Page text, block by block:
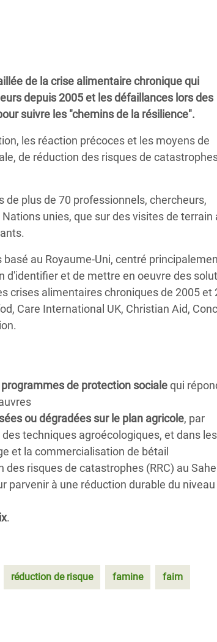
de la crise alimentaire chronique qui
depuis 2005 et les défaillances lors des
suivre les "chemins de la résilience".
les réaction précoces et les moyens de
de réduction des risques de
plus de 70 professionnels, chercheurs,
unies, que sur des visites de terrain
au Royaume-Uni, centré
d'identifier et de mettre en oeuvre des
crises alimentaires chroniques de 2005 et
Care International UK, Christian Aid,
de protection socialequi
ou dégradées sur le plan agricole, par
techniques agroécologiques, et dans les
et la commercialisation de bétail
risques de catastrophes (RRC) au Sahel
parvenir à une réduction durable du niveau
.
réduction de risque famine faim